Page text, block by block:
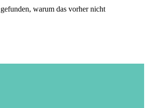
warum das vorher nicht